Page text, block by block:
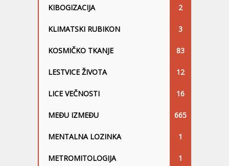
KIBOGIZACIJA 2
KLIMATSKI RUBIKON 3
KOSMIČKO TKANJE 83
LESTVICE ŽIVOTA 12
LICE VEČNOSTI 16
MEĐU IZMEĐU 665
MENTALNA LOZINKA 1
METROMITOLOGIJA 1